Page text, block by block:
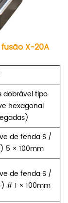
X-20A
dobrável tipo
hexagonal
de fenda S /
5 × 100mm
de fenda S /
# 1 × 100mm